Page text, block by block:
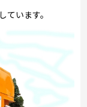
います。